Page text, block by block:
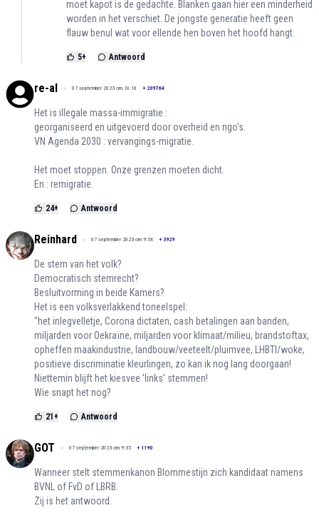
moet kapot is de gedachte. Blanken gaan hier een minderheid
worden in het verschiet. De jongste generatie heeft geen
flauw benul wat voor ellende hen boven het hoofd hangt.
5+ Antwoord
re-al 07 september 2023 om 10:10 + 209764
Het is illegale massa-immigratie :
georganiseerd en uitgevoerd door overheid en ngo's.
VN Agenda 2030 : vervangings-migratie.
Het moet stoppen. Onze grenzen moeten dicht.
En : remigratie.
24+ Antwoord
Reinhard 07 september 2023 om 9:54 + 3929
De stem van het volk?
Democratisch stemrecht?
Besluitvorming in beide Kamers?
Het is een volksverlakkend toneelspel:
"het inlegvelletje, Corona dictaten, cash betalingen aan banden,
miljarden voor Oekraïne, miljarden voor klimaat/milieu, brandstoftax,
opheffen maakindustrie, landbouw/veeteelt/pluimvee, LHBTI/woke,
positieve discriminatie kleurlingen, zo kan ik nog lang doorgaan!
Niettemin blijft het kiesvee 'links' stemmen!
Wie snapt het nog?
21 + Antwoord
GOT 07 september 2023 om 9:35 + 1190
Wanneer stelt stemmenkanon Blommestijn zich kandidaat namens
BVNL of FvD of LBRB.
Zij is het antwoord.